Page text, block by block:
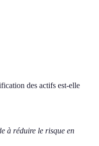
des actifs est-elle
à réduire le risque en